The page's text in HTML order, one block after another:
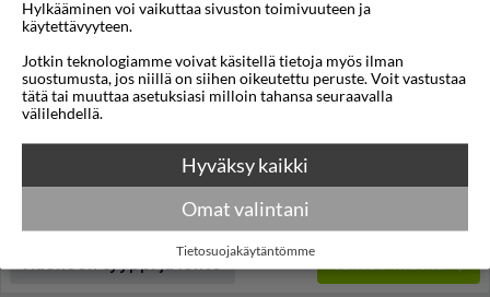
Hilton London Kensington
Kensington,Lontoo,Englanti, Iso-Britannia
Lennot: Vaasa-London Heathrow
13:30
€775
Huoneen tyyppi ja lento Valitse matka
Hylkääminen voi vaikuttaa sivuston toimivuuteen ja
käytettävyyteen.
Jotkin teknologiamme voivat käsitellä tietoja myös ilman
suostumusta, jos niillä on siihen oikeutettu peruste. Voit vastustaa
tätä tai muuttaa asetuksiasi milloin tahansa seuraavalla
välilehdellä.
Hyväksy kaikki
Omat valintani
Tietosuojakäytäntömme